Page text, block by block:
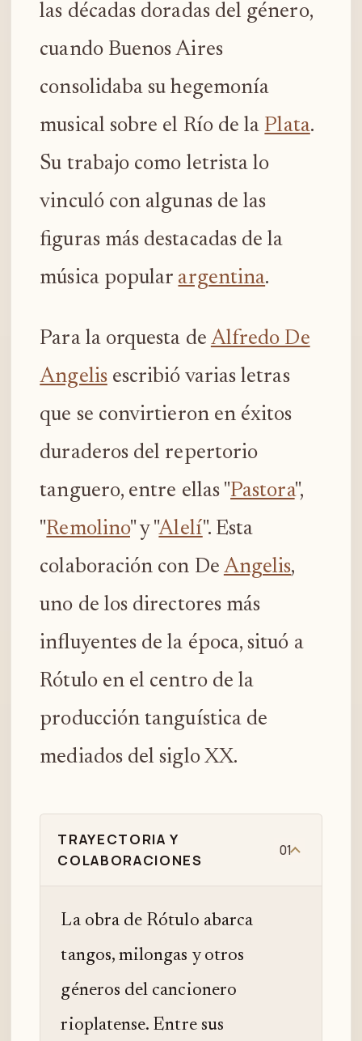
las décadas doradas del género,
cuando Buenos Aires
consolidaba su hegemonía
musical sobre el Río de la Plata.
Su trabajo como letrista lo
vinculó con algunas de las
figuras más destacadas de la
música popular argentina.
Para la orquesta de Alfredo De
Angelisescribió varias letras
que se convirtieron en éxitos
duraderos del repertorio
tanguero, entre ellas "Pastora",
"Remolino" y "Alelí". Esta
colaboración con De Angelis,
uno de los directores más
influyentes de la época, situó a
Rótulo en el centro de la
producción tanguística de
mediados del siglo XX.
TRAYECTORIA Y
COLABORACIONES
01
La obra de Rótulo abarca
tangos, milongas y otros
géneros del cancionero
rioplatense. Entre sus